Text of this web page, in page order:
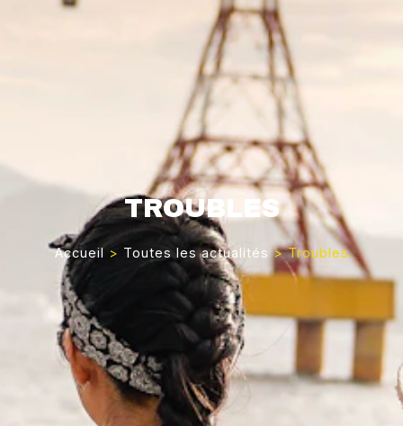
TROUBLES
Accueil> Toutes les actualités >Troubles